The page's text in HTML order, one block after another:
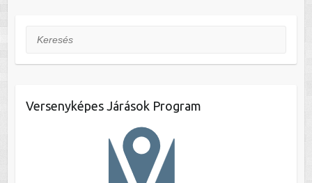
Keresés
Versenyképes Járások Program